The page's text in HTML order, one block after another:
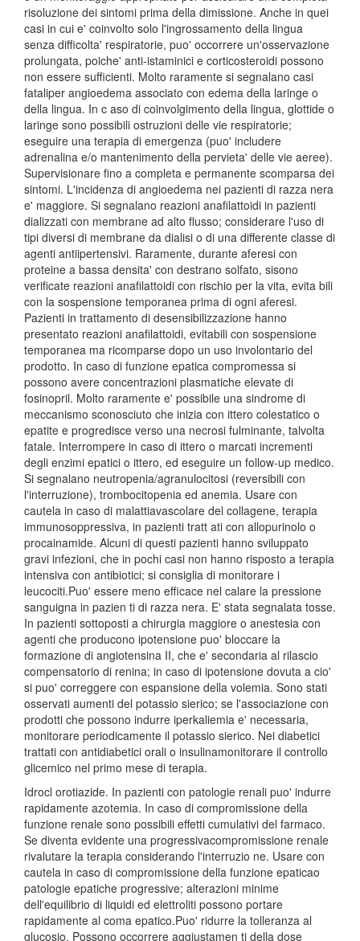
risoluzione dei sintomi prima della dimissione. Anche in quei
casi in cui e' coinvolto solo l'ingrossamento della lingua
senza difficolta' respiratorie, puo' occorrere un'osservazione
prolungata, poiche' anti-istaminici e corticosteroidi possono
non essere sufficienti. Molto raramente si segnalano casi
fataliper angioedema associato con edema della laringe o
della lingua. In c aso di coinvolgimento della lingua, glottide o
laringe sono possibili ostruzioni delle vie respiratorie;
eseguire una terapia di emergenza (puo' includere
adrenalina e/o mantenimento della pervieta' delle vie aeree).
Supervisionare fino a completa e permanente scomparsa dei
sintomi. L'incidenza di angioedema nei pazienti di razza nera
e' maggiore. Si segnalano reazioni anafilattoidi in pazienti
dializzati con membrane ad alto flusso; considerare l'uso di
tipi diversi di membrane da dialisi o di una differente classe di
agenti antiipertensivi. Raramente, durante aferesi con
proteine a bassa densita' con destrano solfato, sisono
verificate reazioni anafilattoidi con rischio per la vita, evita bili
con la sospensione temporanea prima di ogni aferesi.
Pazienti in trattamento di desensibilizzazione hanno
presentato reazioni anafilattoidi, evitabili con sospensione
temporanea ma ricomparse dopo un uso involontario del
prodotto. In caso di funzione epatica compromessa si
possono avere concentrazioni plasmatiche elevate di
fosinopril. Molto raramente e' possibile una sindrome di
meccanismo sconosciuto che inizia con ittero colestatico o
epatite e progredisce verso una necrosi fulminante, talvolta
fatale. Interrompere in caso di ittero o marcati incrementi
degli enzimi epatici o ittero, ed eseguire un follow-up medico.
Si segnalano neutropenia/agranulocitosi (reversibili con
l'interruzione), trombocitopenia ed anemia. Usare con
cautela in caso di malattiavascolare del collagene, terapia
immunosoppressiva, in pazienti tratt ati con allopurinolo o
procainamide. Alcuni di questi pazienti hanno sviluppato
gravi infezioni, che in pochi casi non hanno risposto a terapia
intensiva con antibiotici; si consiglia di monitorare i
leucociti.Puo' essere meno efficace nel calare la pressione
sanguigna in pazien ti di razza nera. E' stata segnalata tosse.
In pazienti sottoposti a chirurgia maggiore o anestesia con
agenti che producono ipotensione puo' bloccare la
formazione di angiotensina II, che e' secondaria al rilascio
compensatorio di renina; in caso di ipotensione dovuta a cio'
si puo' correggere con espansione della volemia. Sono stati
osservati aumenti del potassio sierico; se l'associazione con
prodotti che possono indurre iperkaliemia e' necessaria,
monitorare periodicamente il potassio sierico. Nei diabetici
trattati con antidiabetici orali o insulinamonitorare il controllo
glicemico nel primo mese di terapia.
Idrocl orotiazide. In pazienti con patologie renali puo' indurre
rapidamente azotemia. In caso di compromissione della
funzione renale sono possibili effetti cumulativi del farmaco.
Se diventa evidente una progressivacompromissione renale
rivalutare la terapia considerando l'interruzio ne. Usare con
cautela in caso di compromissione della funzione epaticao
patologie epatiche progressive; alterazioni minime
dell'equilibrio di liquidi ed elettroliti possono portare
rapidamente al coma epatico.Puo' ridurre la tolleranza al
glucosio. Possono occorrere aggiustamen ti della dose